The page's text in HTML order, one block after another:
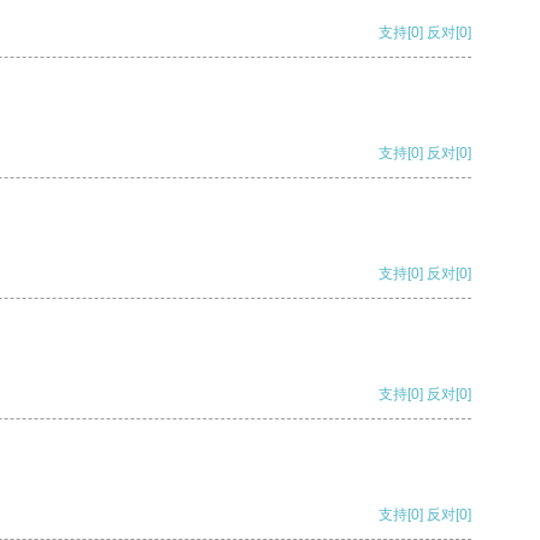
支持[0] 反对[0]
支持[0] 反对[0]
支持[0] 反对[0]
支持[0] 反对[0]
支持[0] 反对[0]